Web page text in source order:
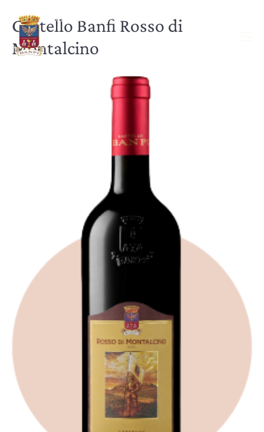
Castello Banfi Rosso di
Montalcino